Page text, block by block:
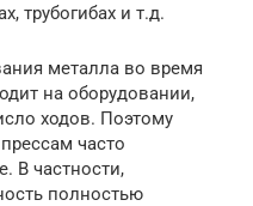
трубогибах и т.д.
металла во время
на оборудовании,
ходов. Поэтому
часто
В частности,
полностью